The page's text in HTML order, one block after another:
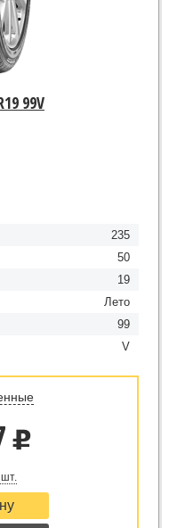
99V
235
50
19
Лето
99
V
u